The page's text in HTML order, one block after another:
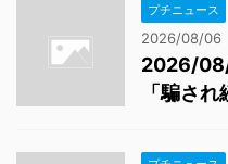
プチニュース
2026/08/06
2026/
「騙さ